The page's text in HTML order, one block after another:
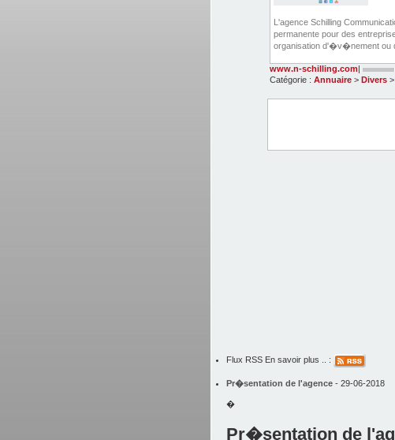
L'agence Schilling
permanente pour des
organisation d'�v�nement ou
www.n-schilling.com|
Catégorie : Annuaire> Divers>
Flux RSS En savoir plus .. :
Pr�sentation de l'agence- 29-06-2018
�
Pr�sentation de